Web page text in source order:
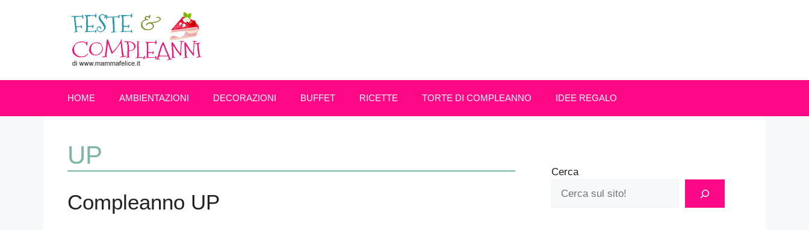
HOME AMBIENTAZIONI DECORAZIONI BUFFET RICETTE TORTE DI COMPLEANNO IDEE REGALO
UP
Compleanno UP
Cerca